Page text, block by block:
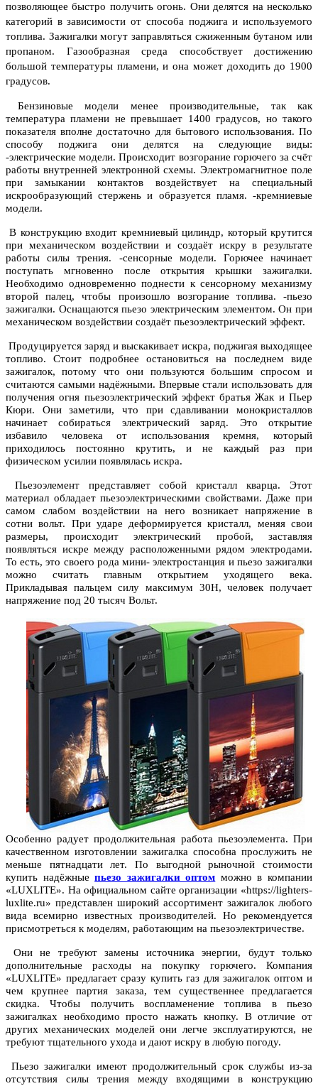
позволяющее быстро получить огонь. Они делятся на несколько
категорий в зависимости от способа поджига и используемого
топлива. Зажигалки могут заправляться сжиженным бутаном или
пропаном. Газообразная среда способствует достижению
большой температуры пламени, и она может доходить до 1900
градусов.
Бензиновые модели менее производительные, так как
температура пламени не превышает 1400 градусов, но такого
показателя вполне достаточно для бытового использования. По
способу поджига они делятся на следующие виды:
-электрические модели. Происходит возгорание горючего за счёт
работы внутренней электронной схемы. Электромагнитное поле
при замыкании контактов воздействует на специальный
искрообразующий стержень и образуется пламя. -кремниевые
модели.
В конструкцию входит кремниевый цилиндр, который крутится
при механическом воздействии и создаёт искру в результате
работы силы трения. -сенсорные модели. Горючее начинает
поступать мгновенно после открытия крышки зажигалки.
Необходимо одновременно поднести к сенсорному механизму
второй палец, чтобы произошло возгорание топлива. -пьезо
зажигалки. Оснащаются пьезо электрическим элементом. Он при
механическом воздействии создаёт пьезоэлектрический эффект.
Продуцируется заряд и выскакивает искра, поджигая выходящее
топливо. Стоит подробнее остановиться на последнем виде
зажигалок, потому что они пользуются большим спросом и
считаются самыми надёжными. Впервые стали использовать для
получения огня пьезоэлектрический эффект братья Жак и Пьер
Кюри. Они заметили, что при сдавливании монокристаллов
начинает собираться электрический заряд. Это открытие
избавило человека от использования кремня, который
приходилось постоянно крутить, и не каждый раз при
физическом усилии появлялась искра.
Пьезоэлемент представляет собой кристалл кварца. Этот
материал обладает пьезоэлектрическими свойствами. Даже при
самом слабом воздействии на него возникает напряжение в
сотни вольт. При ударе деформируется кристалл, меняя свои
размеры, происходит электрический пробой, заставляя
появляться искре между расположенными рядом электродами.
То есть, это своего рода мини- электростанция и пьезо зажигалки
можно считать главным открытием уходящего века.
Прикладывая пальцем силу максимум 30Н, человек получает
напряжение под 20 тысяч Вольт.
Особенно радует продолжительная работа пьезоэлемента. При
качественном изготовлении зажигалка способна прослужить не
меньше пятнадцати лет. По выгодной рыночной стоимости
купить надёжныепьезо зажигалки оптом можно в компании
«LUXLITE». На официальном сайте организации «https://lighters-
luxlite.ru» представлен широкий ассортимент зажигалок любого
вида всемирно известных производителей. Но рекомендуется
присмотреться к моделям, работающим на пьезоэлектричестве.
Они не требуют замены источника энергии, будут только
дополнительные расходы на покупку горючего. Компания
«LUXLITE» предлагает сразу купить газ для зажигалок оптом и
чем крупнее партия заказа, тем существеннее предлагается
скидка. Чтобы получить воспламенение топлива в пьезо
зажигалках необходимо просто нажать кнопку. В отличие от
других механических моделей они легче эксплуатируются, не
требуют тщательного ухода и дают искру в любую погоду.
Пьезо зажигалки имеют продолжительный срок службы из-за
отсутствия силы трения между входящими в конструкцию